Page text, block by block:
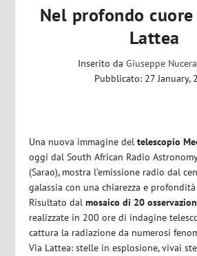
Nel profondo
Lattea
Inserito da Giuseppe Nucera
Pubblicato: 27 January,
Una nuova immagine deltelescopio
oggi dal South African Radio
(Sarao), mostra l’emissione radio dal
galassia con una chiarezza e
Risultato dalmosaico di 20
realizzate in 200 ore di indagine
cattura la radiazione da numerosi
Via Lattea: stelle in esplosione, vivai